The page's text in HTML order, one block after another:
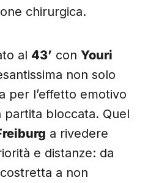
chirurgica.
al 43’ con Youri
non solo
per l’effetto emotivo
bloccata. Quel
a rivedere
e distanze: da
a non